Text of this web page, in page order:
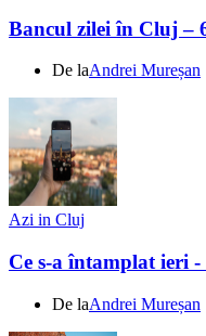
Bancul zilei în Cluj –
De laAndrei Mureșan
Azi in Cluj
Ce s-a întamplat ieri
De laAndrei Mureșan